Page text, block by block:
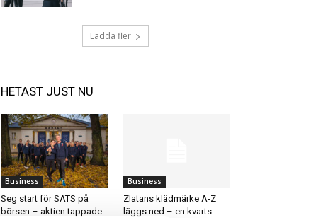
Ladda fler
HETAST JUST NU
Business
Seg start för SATS på
börsen – aktien tappade
Business
Zlatans klädmärke A-Z
läggs ned – en kvarts